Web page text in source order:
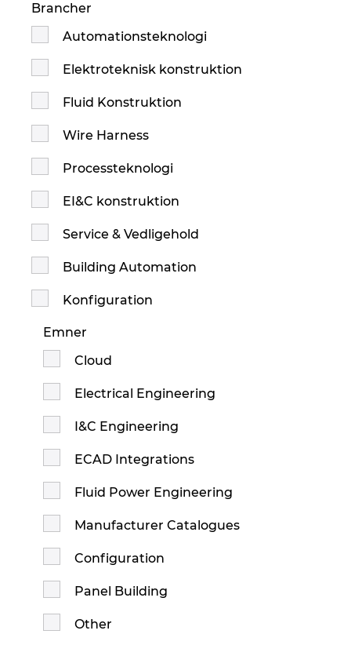
Brancher
Automationsteknologi
Elektroteknisk konstruktion
Fluid Konstruktion
Wire Harness
Processteknologi
EI&C konstruktion
Service & Vedligehold
Building Automation
Konfiguration
Emner
Cloud
Electrical Engineering
I&C Engineering
ECAD Integrations
Fluid Power Engineering
Manufacturer Catalogues
Configuration
Panel Building
Other